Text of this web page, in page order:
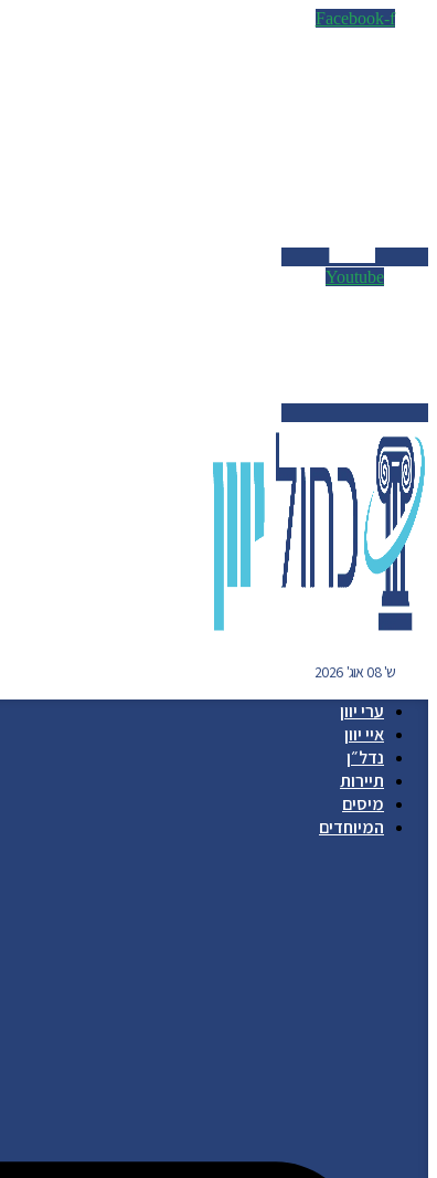
Facebook-f
Youtube
ש' 08 אוג' 2026
ערי יוון
איי יוון
נדל״ן
תיירות
מיסים
המיוחדים